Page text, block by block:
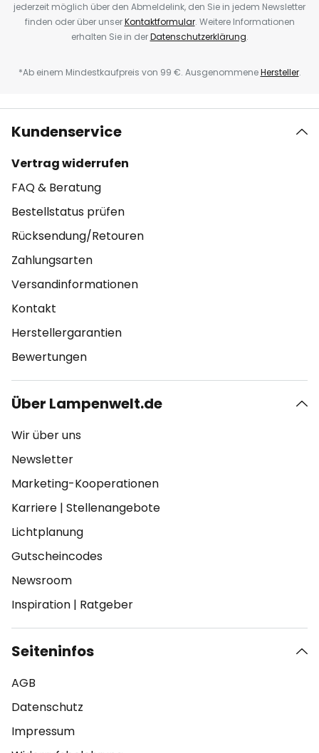
jederzeit möglich über den Abmeldelink, den Sie in jedem Newsletter
finden oder über unserKontaktformular. Weitere Informationen
erhalten Sie in derDatenschutzerklärung.
*Ab einem Mindestkaufpreis von 99 €. AusgenommeneHersteller.
Kundenservice
Vertrag widerrufen
FAQ & Beratung
Bestellstatus prüfen
Rücksendung/Retouren
Zahlungsarten
Versandinformationen
Kontakt
Herstellergarantien
Bewertungen
Über Lampenwelt.de
Wir über uns
Newsletter
Marketing-Kooperationen
Karriere | Stellenangebote
Lichtplanung
Gutscheincodes
Newsroom
Inspiration | Ratgeber
Seiteninfos
AGB
Datenschutz
Impressum